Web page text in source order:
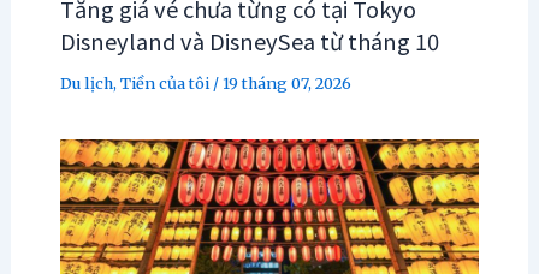
Tăng giá vé chưa từng có tại Tokyo
Disneyland và DisneySea từ tháng 10
Du lịch, Tiền của tôi/19 tháng 07, 2026